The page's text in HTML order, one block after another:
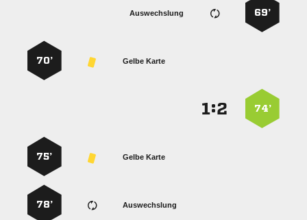
69’
Auswechslung
Gelbe Karte
70’
74’
:
Gelbe Karte
75’
Auswechslung
78’